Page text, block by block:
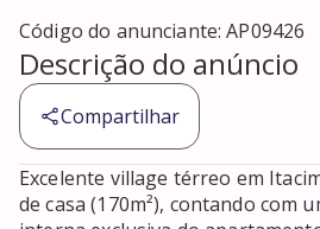
Código do anunciante:AP09426
Descrição do anúncio
Compartilhar
Excelente village térreo em
de casa (170m²), contando com